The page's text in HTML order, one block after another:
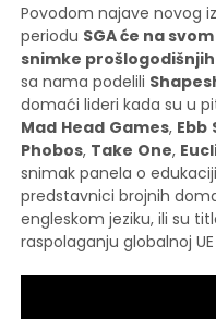
Povodom najave novog
periodu SGA će na
snimke
sa nama podelili
domaći lideri kada su u
Mad Head Games, Ebb
Phobos, Take One,
snimak panela o
predstavnici brojnih
engleskom jeziku, ili su
raspolaganju globalnoj